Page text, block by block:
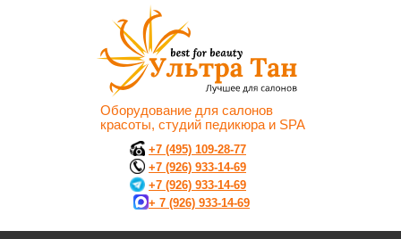
Оборудование для салонов
красоты, студий педикюра и SPA
+7 (495) 109-28-77
+7 (926) 933-14-69
+7 (926) 933-14-69
+ 7 (926) 933-14-69